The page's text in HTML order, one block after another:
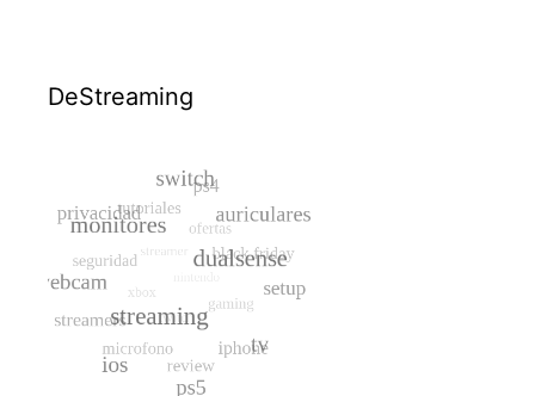
DeStreaming